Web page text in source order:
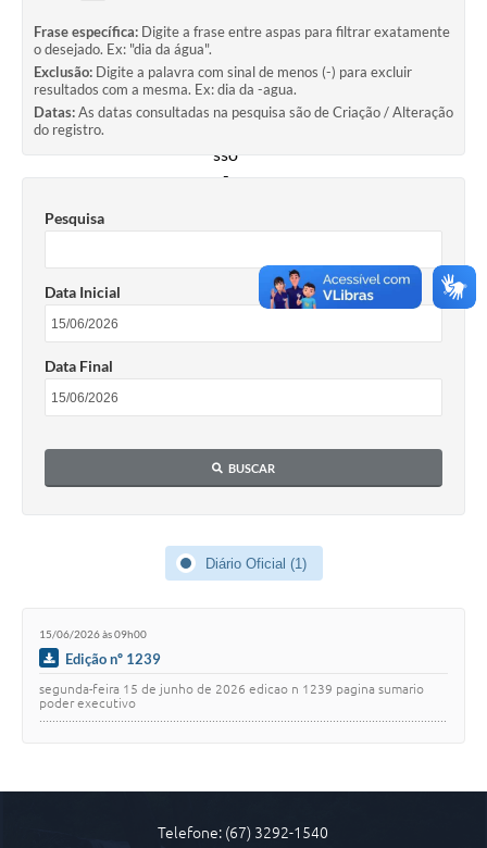
Sala do Empreendedor
Transparência RPPS
Governança
AGETRAN
Legislação
LGPD - Lei Geral de Proteção de Dados
COVID 19
Contato
Galeria de Fotos
Contratos
Frase específica: Digite a frase entre aspas para filtrar exatamente
o desejado. Ex: "dia da água".
Exclusão: Digite a palavra com sinal de menos (-) para excluir
resultados com a mesma. Ex: dia da -agua.
Datas:As datas consultadas na pesquisa são de Criação / Alteração
do registro.
Pesquisa
Data Inicial
Data Final
BUSCAR
Diário Oficial (1)
15/06/2026 às 09h00
Edição nº 1239
segunda-feira 15 de junho de 2026 edicao n 1239 pagina sumario
poder executivo
Telefone: (67) 3292-1540